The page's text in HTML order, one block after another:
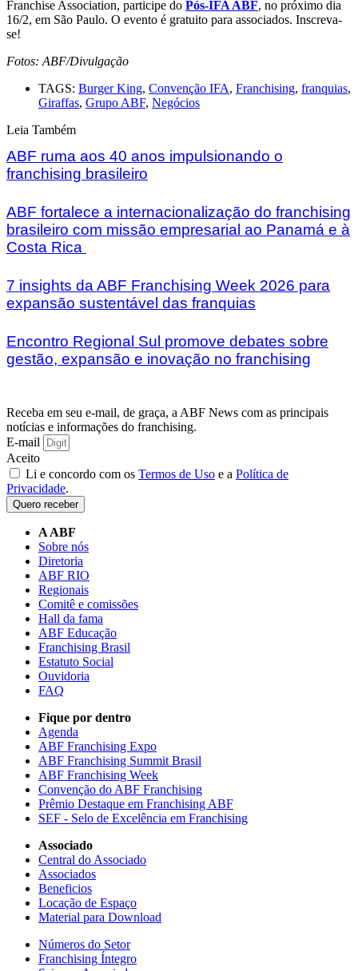
Franchise Association, participe do Pós-IFA ABF, no próximo dia
16/2, em São Paulo. O evento é gratuito para associados. Inscreva-
se!
Fotos: ABF/Divulgação
TAGS: Burger King, Convenção IFA, Franchising, franquias,
Giraffas, Grupo ABF, Negócios
Leia Também
ABF ruma aos 40 anos impulsionando o
franchising brasileiro
ABF fortalece a internacionalização do franchising
brasileiro com missão empresarial ao Panamá e à
Costa Rica
7 insights da ABF Franchising Week 2026 para
expansão sustentável das franquias
Encontro Regional Sul promove debates sobre
gestão, expansão e inovação no franchising
Receba em seu e-mail, de graça, a ABF News com as principais
notícias e informações do franchising.
E-mail
Aceito
Li e concordo com os Termos de Uso e a Política de
Privacidade.
Quero receber
A ABF
Sobre nós
Diretoria
ABF RIO
Regionais
Comitê e comissões
Hall da fama
ABF Educação
Franchising Brasil
Estatuto Social
Ouvidoria
FAQ
Fique por dentro
Agenda
ABF Franchising Expo
ABF Franchising Summit Brasil
ABF Franchising Week
Convenção do ABF Franchising
Prêmio Destaque em Franchising ABF
SEF - Selo de Excelência em Franchising
Associado
Central do Associado
Associados
Beneficios
Locação de Espaço
Material para Download
Números do Setor
Franchising Íntegro